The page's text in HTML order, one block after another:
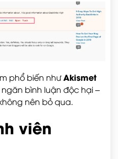
phổ biến nhưAkismet
bình luận độc hại –
nên bỏ qua.
viên